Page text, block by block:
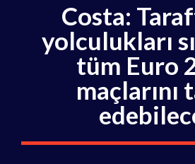
Costa:
yolculukları
tüm Euro
maçlarını